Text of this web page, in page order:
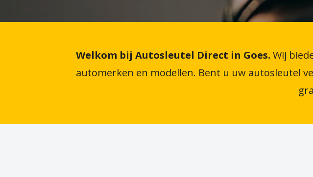
Welkom bij Autosleutel Direct in Goes. Wij
automerken en modellen. Bent u uw autosleutel